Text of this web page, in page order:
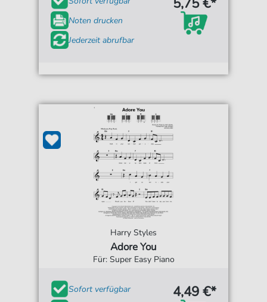
Noten drucken
Jederzeit abrufbar
Harry Styles
Adore You
Für: Super Easy Piano
Sofort verfügbar
4,49 €*